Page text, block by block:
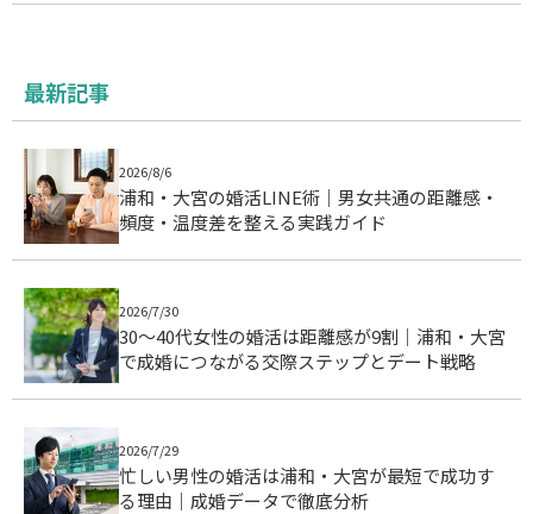
最新記事
2026/8/6
浦和・大宮の婚活LINE術｜男女共通の距離感・
頻度・温度差を整える実践ガイド
2026/7/30
30〜40代女性の婚活は距離感が9割｜浦和・大宮
で成婚につながる交際ステップとデート戦略
2026/7/29
忙しい男性の婚活は浦和・大宮が最短で成功す
る理由｜成婚データで徹底分析